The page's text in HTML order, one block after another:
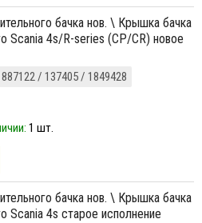
Scania 4s/R-series (CP/CR) новое
/ 137405 / 1849428
1 шт.
Scania 4s старое исполнение